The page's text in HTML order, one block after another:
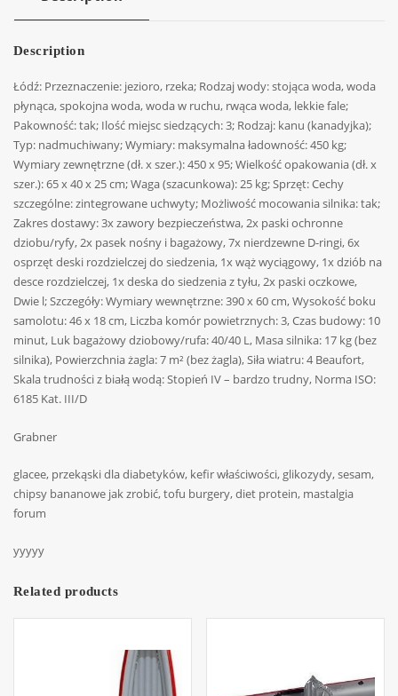
Description
Łódź: Przeznaczenie: jezioro, rzeka; Rodzaj wody: stojąca woda, woda
płynąca, spokojna woda, woda w ruchu, rwąca woda, lekkie fale;
Pakowność: tak; Ilość miejsc siedzących: 3; Rodzaj: kanu (kanadyjka);
Typ: nadmuchiwany; Wymiary: maksymalna ładowność: 450 kg;
Wymiary zewnętrzne (dł. x szer.): 450 x 95; Wielkość opakowania (dł. x
szer.): 65 x 40 x 25 cm; Waga (szacunkowa): 25 kg; Sprzęt: Cechy
szczególne: zintegrowane uchwyty; Możliwość mocowania silnika: tak;
Zakres dostawy: 3x zawory bezpieczeństwa, 2x paski ochronne
dziobu/ryfy, 2x pasek nośny i bagażowy, 7x nierdzewne D-ringi, 6x
osprzęt deski rozdzielczej do siedzenia, 1x wąż wyciągowy, 1x dziób na
desce rozdzielczej, 1x deska do siedzenia z tyłu, 2x paski oczkowe,
Dwie l; Szczegóły: Wymiary wewnętrzne: 390 x 60 cm, Wysokość boku
samolotu: 46 x 18 cm, Liczba komór powietrznych: 3, Czas budowy: 10
minut, Luk bagażowy dziobowy/rufa: 40/40 L, Masa silnika: 17 kg (bez
silnika), Powierzchnia żagla: 7 m² (bez żagla), Siła wiatru: 4 Beaufort,
Skala trudności z białą wodą: Stopień IV – bardzo trudny, Norma ISO:
6185 Kat. III/D
Grabner
glacee, przekąski dla diabetyków, kefir właściwości, glikozydy, sesam,
chipsy bananowe jak zrobić, tofu burgery, diet protein, mastalgia
forum
yyyyy
Related products